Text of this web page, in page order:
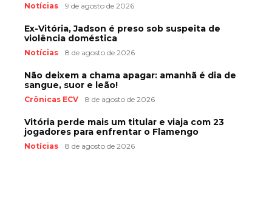
Notícias 9 de agosto de 2026
Ex-Vitória, Jadson é preso sob suspeita de
violência doméstica
Notícias 8 de agosto de 2026
Não deixem a chama apagar: amanhã é dia de
sangue, suor e leão!
Crônicas ECV 8 de agosto de 2026
Vitória perde mais um titular e viaja com 23
jogadores para enfrentar o Flamengo
Notícias 8 de agosto de 2026